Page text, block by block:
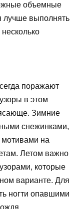
объемные
лучше выполнять
поражают
в этом
Зимние
снежинками,
на
Летом важно
которые
варианте. Для
ногти опавшими